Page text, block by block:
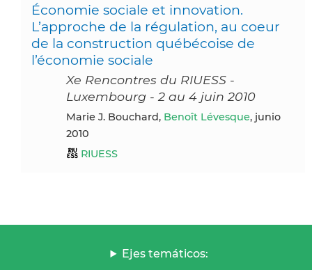
Économie sociale et innovation.
L’approche de la régulation, au coeur
de la construction québécoise de
l’économie sociale
Xe Rencontres du RIUESS -
Luxembourg - 2 au 4 juin 2010
Marie J. Bouchard, Benoît Lévesque, junio
2010
RIUESS
Ejes temáticos: